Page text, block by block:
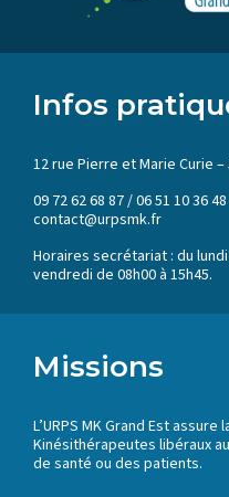
Infos
12 rue Pierre et Marie Curie –
09 72 62 68 87 / 06 51 10 36
contact@urpsmk.fr
Horaires secrétariat : du
vendredi de 08h00 à 15h45.
Missions
L’URPS MK Grand Est
Kinésithérapeutes libéraux
de santé ou des patients.